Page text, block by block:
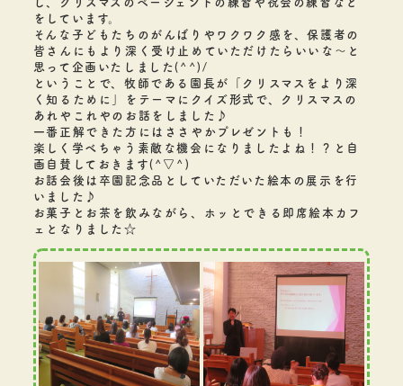
をしています。
そんな子どもたちのがんばりやワクワク感を、保護者の
皆さんにもより深く受け止めていただけたらいいな～と
思って企画いたしました(^^)/
ということで、牧師である園長が「クリスマスをより深
く知るために」をテーマにクイズ形式で、クリスマスの
あれやこれやのお話をしました♪
一番正解できた方にはささやかプレゼントも！
楽しく学べちゃう素敵な機会になりましたよね！？と自
画自賛しておきます(^▽^)
お話会後は卒園記念品としていただいた絵本の展示を行
いました♪
お菓子とお茶を飲みながら、ホッとできる即席絵本カフ
ェとなりました☆